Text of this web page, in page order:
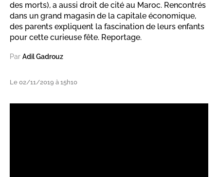
des morts), a aussi droit de cité au Maroc. Rencontrés
dans un grand magasin de la capitale économique,
des parents expliquent la fascination de leurs enfants
pour cette curieuse fête. Reportage.
Par Adil Gadrouz
Le 02/11/2019 à 15h10